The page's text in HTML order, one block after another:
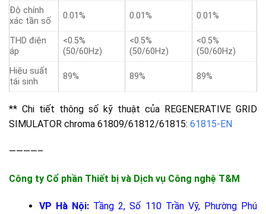
Độ chính
xác tần số
0.01% 0.01% 0.01%
THD điện
áp
<0.5%
(50/60Hz)
<0.5%
(50/60Hz)
<0.5%
(50/60Hz)
Hiệu suất
tái sinh
89% 89% 89%
** Chi tiết thông số kỹ thuật của REGENERATIVE GRID
SIMULATOR chroma 61809/61812/61815: 61815-EN
————–
Công ty Cổ phần Thiết bị và Dịch vụ Công nghệ T&M
VP Hà Nội: Tầng 2, Số 110 Trần Vỹ, Phường Phú